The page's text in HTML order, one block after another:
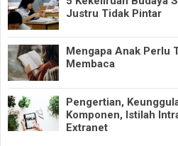
Justru Tidak Pintar
Mengapa Anak Perlu
Membaca
Pengertian,
Komponen, Istilah
Extranet